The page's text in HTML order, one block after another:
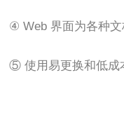
④ Web 界面为各种
⑤ 使用易更换和低成